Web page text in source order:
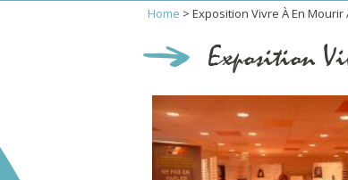
Home > Exposition Vivre À En Mourir
Exposition